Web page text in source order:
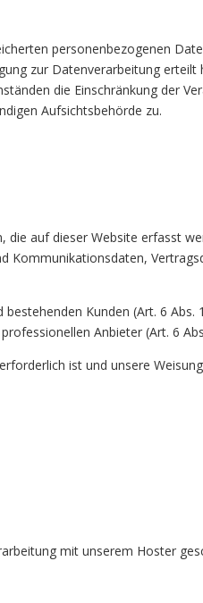
personenbezogenen
zur Datenverarbeitung erteilt
die Einschränkung der
Aufsichtsbehörde zu.
auf dieser Website erfasst
Kommunikationsdaten,
Kunden (Art. 6 Abs.
Anbieter (Art. 6
ist und unsere
mit unserem Hoster